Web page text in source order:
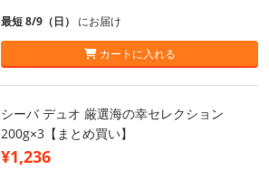
最短 8/9（日） にお届け
カートに入れる
シーバ デュオ 厳選海の幸セレクション
200g×3【まとめ買い】
¥1,236